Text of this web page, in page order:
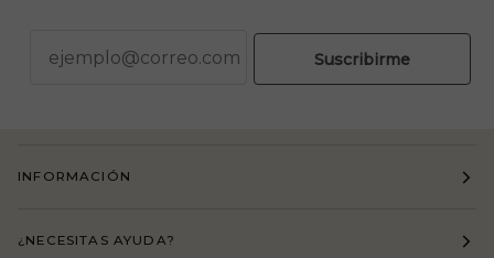
Suscribirme
INFORMACIÓN
¿NECESITAS AYUDA?